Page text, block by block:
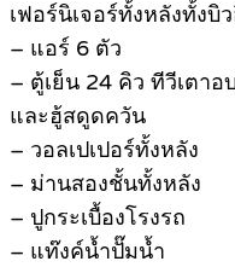
เฟอร์นิเจอร์ทั้งหลังทั้งบิ
– แอร์ 6 ตัว
– ตู้เย็น 24 คิว ทีวีเตาอ
และฮู้สดูดควัน
– วอลเปเปอร์ทั้งหลัง
– ม่านสองชั้นทั้งหลัง
– ปูกระเบื้องโรงรถ
– แท๊งค์น้ำปั๊มน้ำ